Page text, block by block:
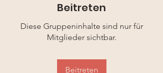
Beitreten
Diese Gruppeninhalte sind nur für
Mitglieder sichtbar.
Beitreten